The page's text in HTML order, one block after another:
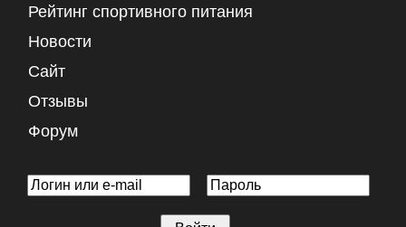
Рейтинг спортивного питания
Новости
Сайт
Отзывы
Форум